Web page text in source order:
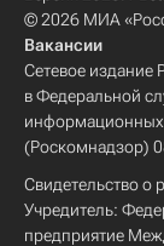
© 2026 МИА
Вакансии
Сетевое издание
в Федеральной
информационных
(Роскомнадзор)
Свидетельство
Учредитель:
предприятие